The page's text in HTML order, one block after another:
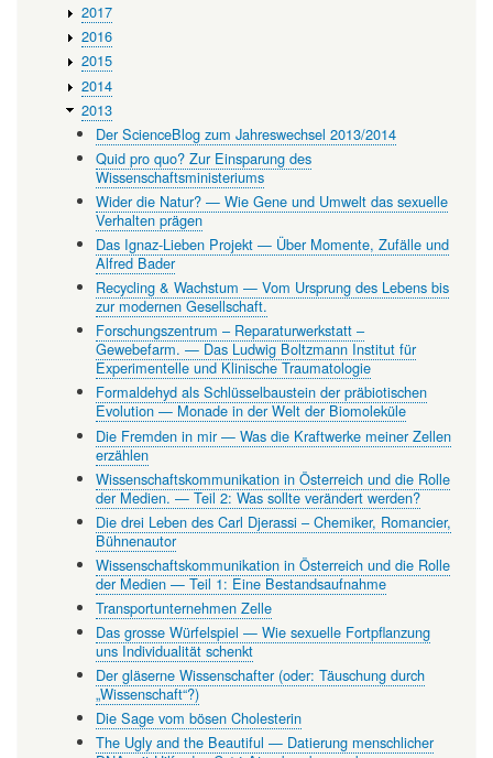
2017
2016
2015
2014
2013
Der ScienceBlog zum Jahreswechsel 2013/2014
Quid pro quo? Zur Einsparung des
Wissenschaftsministeriums
Wider die Natur? — Wie Gene und Umwelt das sexuelle
Verhalten prägen
Das Ignaz-Lieben Projekt — Über Momente, Zufälle und
Alfred Bader
Recycling & Wachstum — Vom Ursprung des Lebens bis
zur modernen Gesellschaft.
Forschungszentrum – Reparaturwerkstatt –
Gewebefarm. — Das Ludwig Boltzmann Institut für
Experimentelle und Klinische Traumatologie
Formaldehyd als Schlüsselbaustein der präbiotischen
Evolution — Monade in der Welt der Biomoleküle
Die Fremden in mir — Was die Kraftwerke meiner Zellen
erzählen
Wissenschaftskommunikation in Österreich und die Rolle
der Medien. — Teil 2: Was sollte verändert werden?
Die drei Leben des Carl Djerassi – Chemiker, Romancier,
Bühnenautor
Wissenschaftskommunikation in Österreich und die Rolle
der Medien — Teil 1: Eine Bestandsaufnahme
Transportunternehmen Zelle
Das grosse Würfelspiel — Wie sexuelle Fortpflanzung
uns Individualität schenkt
Der gläserne Wissenschafter (oder: Täuschung durch
„Wissenschaft“?)
Die Sage vom bösen Cholesterin
The Ugly and the Beautiful — Datierung menschlicher